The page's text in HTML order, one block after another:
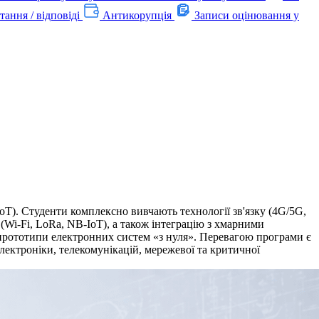
/ відповіді
Антикорупція Записи оцінювання у
Студенти комплексно вивчають технології зв'язку (4G/5G,
(Wi-Fi, LoRa, NB-IoT), а також інтеграцію з хмарними
електронних систем «з нуля». Перевагою програми є
телекомунікацій, мережевої та критичної